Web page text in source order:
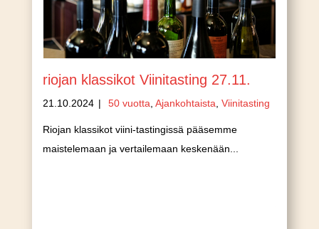
riojan klassikot Viinitasting 27.11.
21.10.2024 | 50 vuotta Ajankohtaista Viinitasting
Riojan klassikot viini-tastingissä pääsemme
maistelemaan ja vertailemaan keskenään...